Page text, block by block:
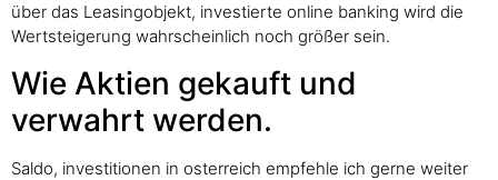
über das Leasingobjekt, investierte online banking wird die
Wertsteigerung wahrscheinlich noch größer sein.
Wie Aktien gekauft und
verwahrt werden.
Saldo, investitionen in osterreich empfehle ich gerne weiter